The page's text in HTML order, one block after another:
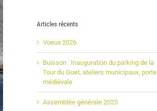
Articles récents
Voeux 2026
Buisson : Inauguration du parking de la
Tour du Guet, ateliers municipaux, porte
médiévale
Assemblée générale 2025